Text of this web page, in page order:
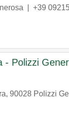
+39
- Polizzi
, 90028 Polizzi